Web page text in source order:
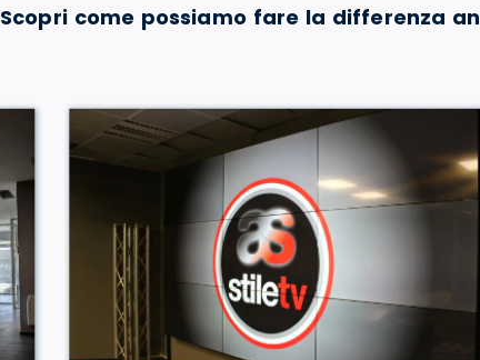
Scopri come possiamo fare la differenza